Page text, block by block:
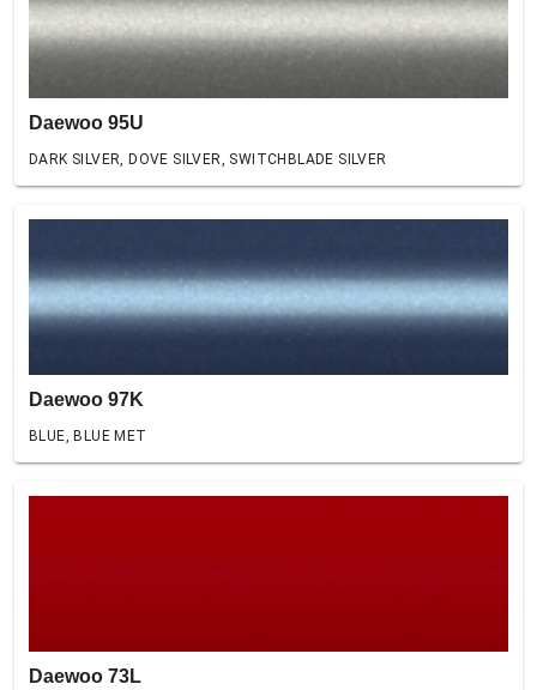
Daewoo 95U
DARK SILVER, DOVE SILVER, SWITCHBLADE SILVER
Daewoo 97K
BLUE, BLUE MET
Daewoo 73L